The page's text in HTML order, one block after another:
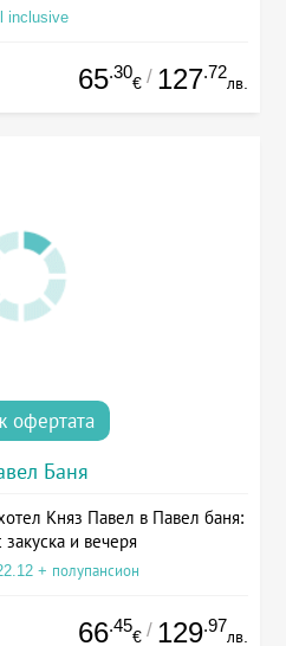
inclusive
65.30
€ / 127.72
лв.
офертата
Баня
Княз Павел в Павел баня:
и вечеря
+ полупансион
66.45
€ / 129.97
лв.